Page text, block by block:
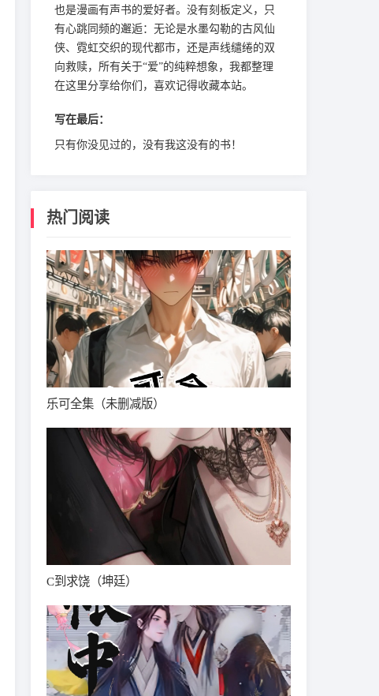
也是漫画有声书的爱好者。没有刻板定义，只
有心跳同频的邂逅：无论是水墨勾勒的古风仙
侠、霓虹交织的现代都市，还是声线缱绻的双
向救赎，所有关于“爱”的纯粹想象，我都整理
在这里分享给你们，喜欢记得收藏本站。
写在最后：
只有你没见过的，没有我这没有的书！
热门阅读
乐可全集（未删减版）
C到求饶（坤廷）